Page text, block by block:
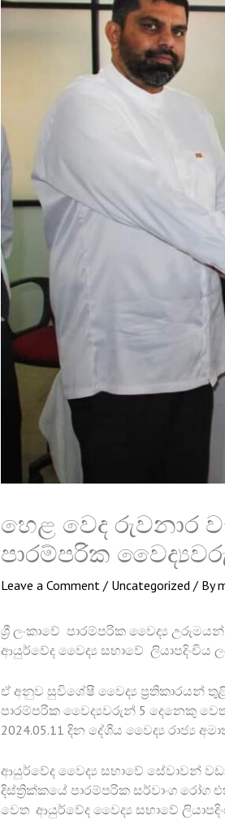
හෙළ වෙද රුවනාර
පාරම්පරික
Leave a Comment / Uncategorized/ By
ශ්‍රී ලංකාවේ පාරම්පරික වෛද්‍ය
ආයුර්වේද වෛද්‍ය සභාවේ ලියාපදිංචිය
ඒ අනුව සුවිශේෂී වෛද්‍ය ප්‍රතිකාරයන්
පාරම්පරික වෛද්‍යවරුන් 5 දෙනෙකු
2024.05.11 දින දේශීය වෛද්‍ය රාජ්‍ය
ආයුර්වේද වෛද්‍ය සභාවේ සේවාවන්
දිස්ත්‍රික්කයේ පාරම්පරික සර්වාංග
වෙත ආයුර්වේද වෛද්‍ය සභාවේ